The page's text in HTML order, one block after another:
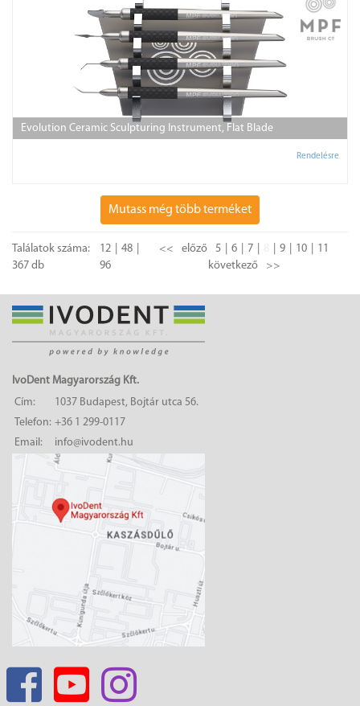
Evolution Ceramic Sculpturing Instrument, Flat Blade
Rendelésre
Mutass még több terméket
Találatok száma:
367 db
12
48
96
<< előző 5 6 7 9 10
11
következő
>>
IvoDent Magyarország Kft.
Cím:
1037 Budapest, Bojtár utca 56.
Telefon: +36 1 299-0117
Email:
info@ivodent.hu